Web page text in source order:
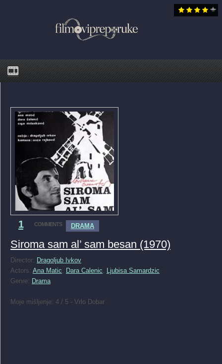
1 COMMENTS DRAMA
Siroma sam al’ sam besan (1970)
Director: Dragoljub Ivkov
Actors: Ana Matic Dara Calenic
Ljubisa Samardzic
Genre: Drama
Moje mišljenje: 4 / 5 - Vrlo Dobar